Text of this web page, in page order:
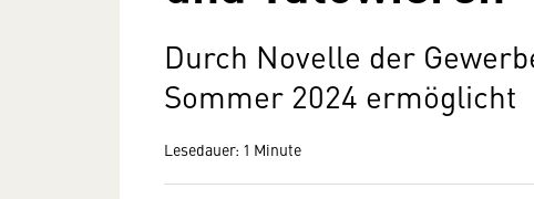
Durch Novelle der
Sommer 2024 ermöglicht
Lesedauer: 1 Minute